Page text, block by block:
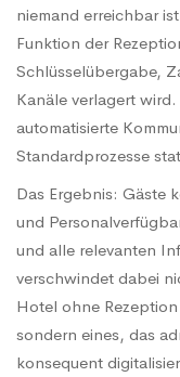
niemand erreichbar
Funktion der
Schlüsselübergabe,
Kanäle verlagert
automatisierte
Standardprozesse
Das Ergebnis: Gäste
und
und alle relevanten
verschwindet dabei
Hotel ohne
sondern eines, das
konsequent